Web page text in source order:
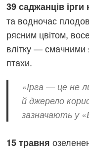
39 саджанців ірги
та водночас
рясним цвітом,
влітку —
птахи.
«Ірга — це не
й джерело
зазначають у
15 травня